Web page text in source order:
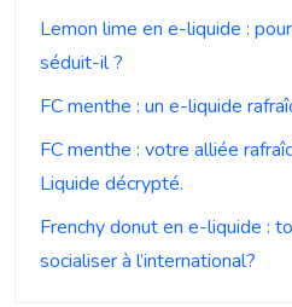
Lemon lime en e-liquide :
séduit-il ?
FC menthe : un e-liquide
FC menthe : votre alliée
Liquide décrypté.
Frenchy donut en e-liquide :
socialiser à l’international?